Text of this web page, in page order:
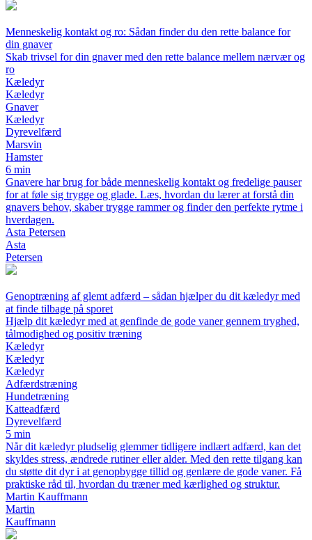
Menneskelig kontakt og ro: Sådan finder du den rette balance for
din gnaver
Skab trivsel for din gnaver med den rette balance mellem nærvær og
ro
Kæledyr
Kæledyr
Gnaver
Kæledyr
Dyrevelfærd
Marsvin
Hamster
6 min
Gnavere har brug for både menneskelig kontakt og fredelige pauser
for at føle sig trygge og glade. Læs, hvordan du lærer at forstå din
gnavers behov, skaber trygge rammer og finder den perfekte rytme i
hverdagen.
Asta Petersen
Asta
Petersen
Genoptræning af glemt adfærd – sådan hjælper du dit kæledyr med
at finde tilbage på sporet
Hjælp dit kæledyr med at genfinde de gode vaner gennem tryghed,
tålmodighed og positiv træning
Kæledyr
Kæledyr
Kæledyr
Adfærdstræning
Hundetræning
Katteadfærd
Dyrevelfærd
5 min
Når dit kæledyr pludselig glemmer tidligere indlært adfærd, kan det
skyldes stress, ændrede rutiner eller alder. Med den rette tilgang kan
du støtte dit dyr i at genopbygge tillid og genlære de gode vaner. Få
praktiske råd til, hvordan du træner med kærlighed og struktur.
Martin Kauffmann
Martin
Kauffmann